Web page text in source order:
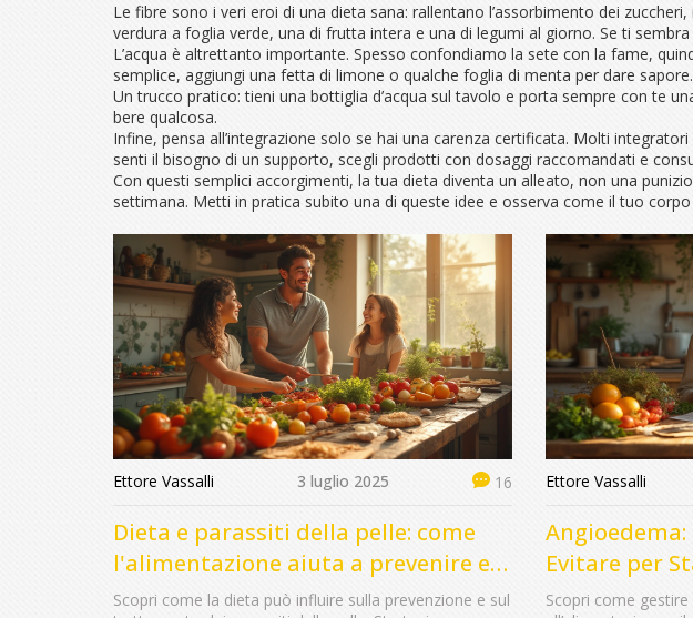
Le fibre sono i veri eroi di una dieta sana: rallentano l’assorbimento dei
verdura a foglia verde, una di frutta intera e una di legumi al giorno. Se ti
L’acqua è altrettanto importante. Spesso confondiamo la sete con la fame,
semplice, aggiungi una fetta di limone o qualche foglia di menta per dare sapore.
Un trucco pratico: tieni una bottiglia d’acqua sul tavolo e porta sempre con te
bere qualcosa.
Infine, pensa all’integrazione solo se hai una carenza certificata. Molti
senti il bisogno di un supporto, scegli prodotti con dosaggi raccomandati e
Con questi semplici accorgimenti, la tua dieta diventa un alleato, non una
settimana. Metti in pratica subito una di queste idee e osserva come il tuo
Ettore Vassalli 3 luglio 2025 16
Dieta e parassiti della pelle: come
l'alimentazione aiuta a prevenire e
trattare le infezioni cutanee
Scopri come la dieta può influire sulla prevenzione e sul
Ettore Vassalli
Angioedema:
Evitare per
Scopri come gestire